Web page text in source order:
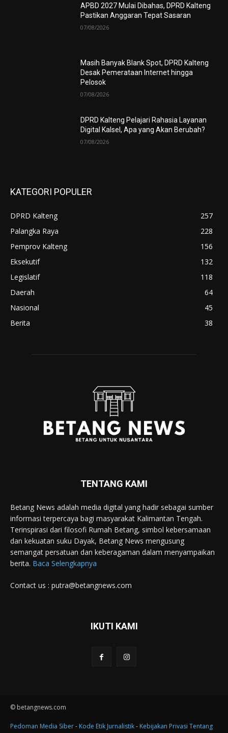
APBD 2027 Mulai Dibahas, DPRD Kalteng
Pastikan Anggaran Tepat Sasaran
07/08/2026
Masih Banyak Blank Spot, DPRD Kalteng
Desak Pemerataan Internet hingga
Pelosok
07/08/2026
DPRD Kalteng Pelajari Rahasia Layanan
Digital Kalsel, Apa yang Akan Berubah?
07/08/2026
KATEGORI POPULER
DPRD Kalteng
257
Palangka Raya
228
Pemprov Kalteng
156
Eksekutif
132
Legislatif
118
Daerah
64
Nasional
45
Berita
38
TENTANG KAMI
Betang News adalah media digital yang hadir sebagai sumber
informasi terpercaya bagi masyarakat Kalimantan Tengah.
Terinspirasi dari filosofi Rumah Betang, simbol kebersamaan
dan kekuatan suku Dayak, Betang News mengusung
semangat persatuan dan keberagaman dalam menyampaikan
berita. Baca Selengkapnya
Contact us : putra@betangnews.com
IKUTI KAMI
© betangnews.com
Pedoman Media Siber- Kode Etik Jurnalistik- Kebijakan Privasi Tentang